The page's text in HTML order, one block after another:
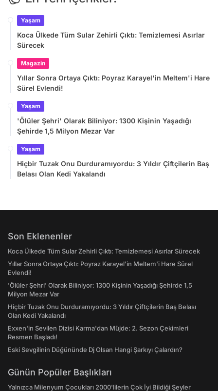
Yaşam
Koca Ülkede Tüm Sular Zehirli Çıktı: Temizlemesi Asırlar
Sürecek
Magazin
Yıllar Sonra Ortaya Çıktı: Poyraz Karayel'in Meltem'i Hare
Sürel Evlendi!
Yaşam
'Ölüler Şehri' Olarak Biliniyor: 1300 Kişinin Yaşadığı
Şehirde 1,5 Milyon Mezar Var
Yaşam
Hiçbir Tuzak Onu Durduramıyordu: 3 Yıldır Çiftçilerin Baş
Belası Olan Kedi Yakalandı
Son Eklenenler
Koca Ülkede Tüm Sular Zehirli Çıktı: Temizlemesi Asırlar Sürecek
Yıllar Sonra Ortaya Çıktı: Poyraz Karayel'in Meltem'i Hare Sürel
Evlendi!
'Ölüler Şehri' Olarak Biliniyor: 1300 Kişinin Yaşadığı Şehirde 1,5
Milyon Mezar Var
Hiçbir Tuzak Onu Durduramıyordu: 3 Yıldır Çiftçilerin Baş Belası
Olan Kedi Yakalandı
Exxen'in Sevilen Dizisi Karma'dan Müjde: 2. Sezon Çekimleri
Resmen Başladı!
Eski Sevgilinin Düğününde Dj Olsan Hangi Şarkıyı Çalardın?
Günün Popüler Başlıkları
Yalnızca Milenyum Çocukları 2000'lilerin Çok İyi Bildiği Şeyler